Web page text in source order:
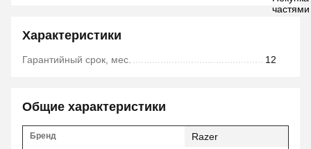
Характеристики
Гарантийный срок, мес. 12
Общие характеристики
Бренд Razer